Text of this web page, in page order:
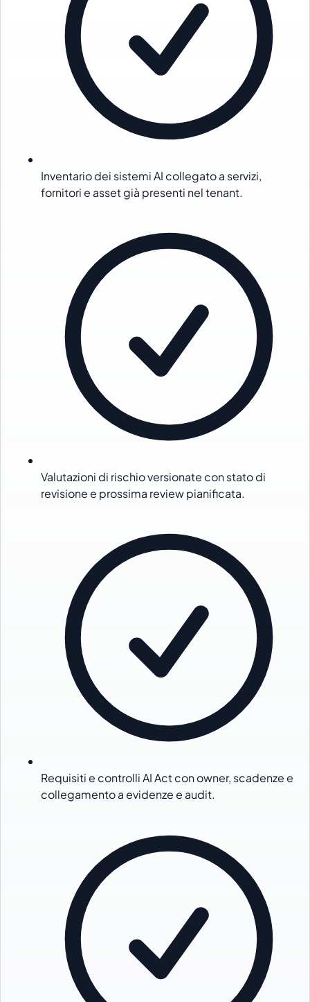
Inventario dei sistemi AI collegato a servizi,
fornitori e asset già presenti nel tenant.
Valutazioni di rischio versionate con stato di
revisione e prossima review pianificata.
Requisiti e controlli AI Act con owner, scadenze e
collegamento a evidenze e audit.